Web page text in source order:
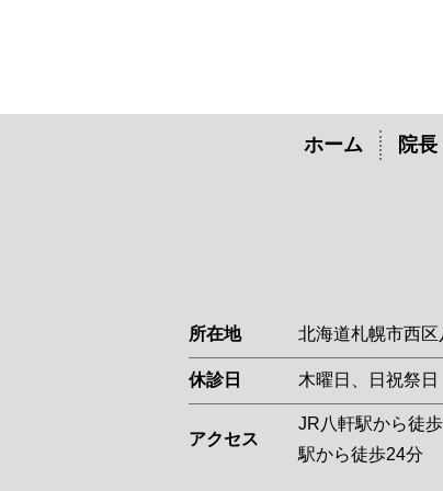
ホーム 院
所在地 北海道札幌市
休診日 木曜日、日祝祭日
アクセス
JR八軒駅から徒
駅から徒歩24分